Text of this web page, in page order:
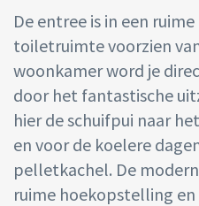
De entree is in een
toiletruimte voorzien
woonkamer word je
door het fantastische
hier de schuifpui naar
en voor de koelere
pelletkachel. De
ruime hoekopstelling en